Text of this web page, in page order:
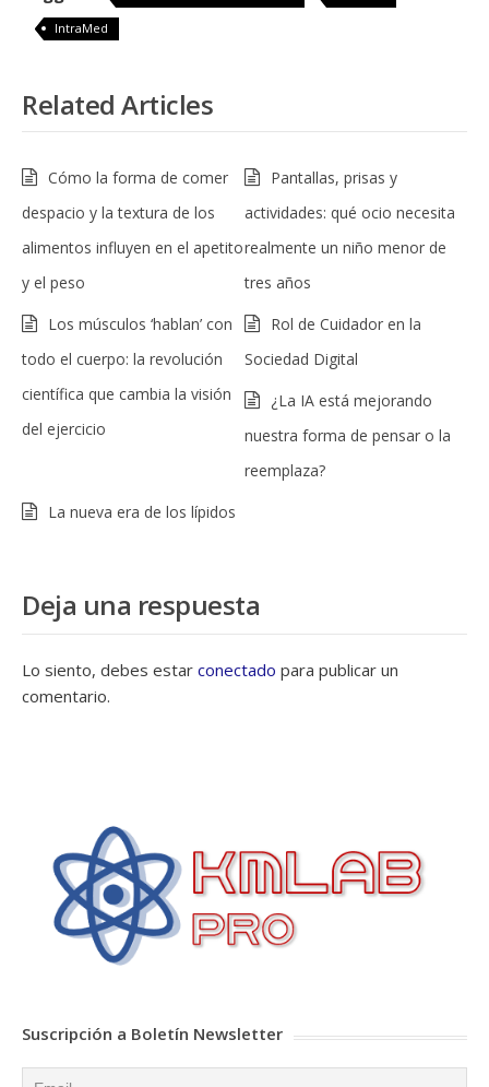
IntraMed
Related Articles
Cómo la forma de comer
despacio y la textura de los
alimentos influyen en el apetito
y el peso
Pantallas, prisas y
actividades: qué ocio necesita
realmente un niño menor de
tres años
Los músculos ‘hablan’ con
todo el cuerpo: la revolución
científica que cambia la visión
del ejercicio
Rol de Cuidador en la
Sociedad Digital
¿La IA está mejorando
nuestra forma de pensar o la
reemplaza?
La nueva era de los lípidos
Deja una respuesta
Lo siento, debes estar conectado para publicar un
comentario.
Suscripción a Boletín Newsletter